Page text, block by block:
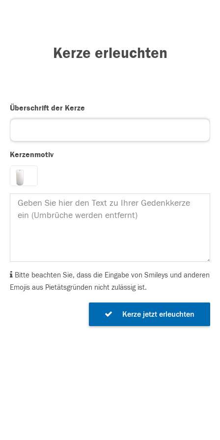
Kerze erleuchten
Überschrift der Kerze
Kerzenmotiv
Bitte beachten Sie, dass die Eingabe von Smileys und anderen
Emojis aus Pietätsgründen nicht zulässig ist.
Kerze jetzt erleuchten